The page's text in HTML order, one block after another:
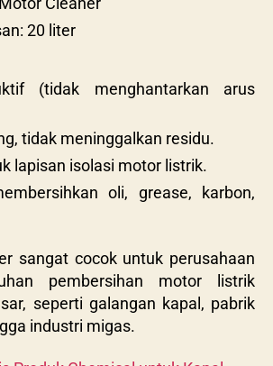
20 liter
(tidak menghantarkan arus
tidak meninggalkan residu.
lapisan isolasi motor listrik.
oli, grease, karbon,
sangat cocok untuk perusahaan
pembersihan motor listrik
seperti galangan kapal, pabrik
industri migas.